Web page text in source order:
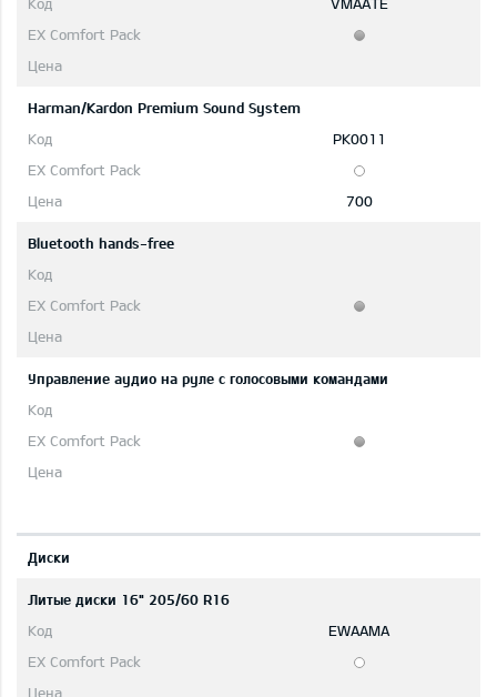
VMAATE
Harman/Kardon Premium Sound System
PK0011
700
Bluetooth hands-free
Управление аудио на руле с голосовыми командами
Диски
Литые диски 16" 205/60 R16
EWAAMA